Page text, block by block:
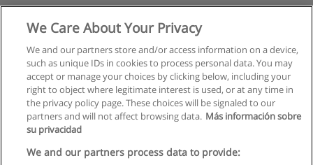
We Care About Your Privacy
We and our partners store and/or access information on a device,
such as unique IDs in cookies to process personal data. You may
accept or manage your choices by clicking below, including your
right to object where legitimate interest is used, or at any time in
the privacy policy page. These choices will be signaled to our
partners and will not affect browsing data. Más información sobre
su privacidad
We and our partners process data to provide: